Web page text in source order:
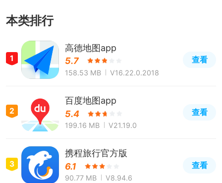
本类排行
1
高德地图app
5.7
158.53 MB V16.22.0.2018
查看
2
百度地图app
5.4
199.16 MB V21.19.0
查看
3
携程旅行官方版
6.1
90.77 MB V8.94.6
查看